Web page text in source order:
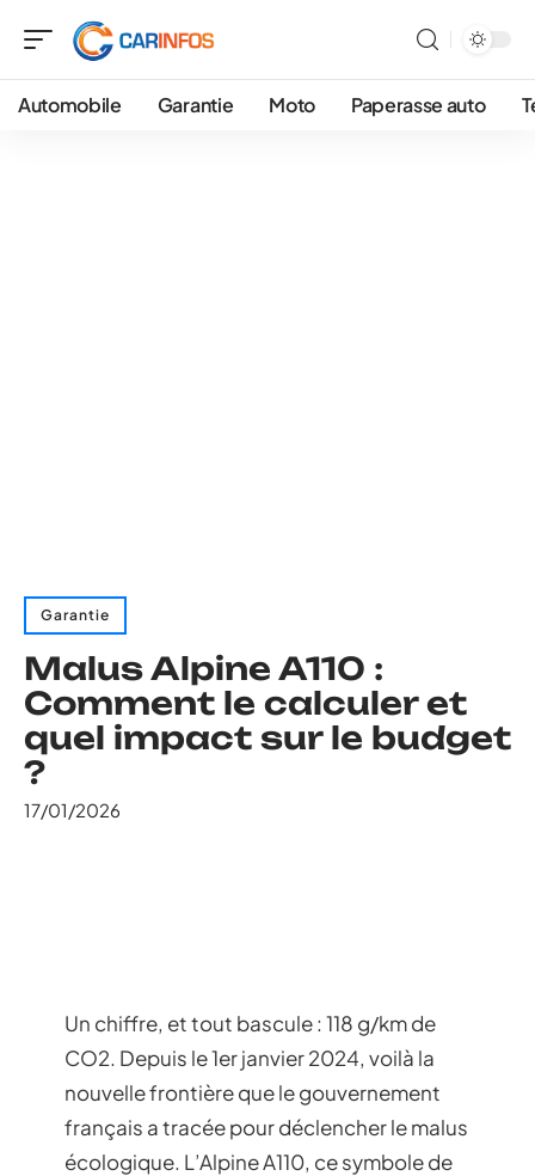
Automobile Garantie Moto Paperasse auto
Garantie
Malus Alpine A110 :
Comment le calculer et
quel impact sur le budget
?
17/01/2026
Un chiffre, et tout bascule : 118 g/km de
CO2. Depuis le 1er janvier 2024, voilà la
nouvelle frontière que le gouvernement
français a tracée pour déclencher le malus
écologique. L’Alpine A110, ce symbole de